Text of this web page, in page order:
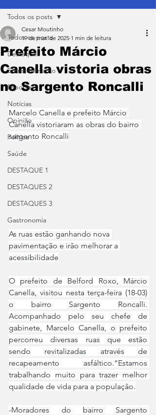
Todos os posts
Destaques
Entretenimento
Esporte
Notícias
Opinião
Política
Saúde
DESTAQUE 1
DESTAQUES 2
DESTAQUES 3
Gastronomia
Todos os posts
Prefeito Márcio
Canella vistoria obras
no Sargento Roncalli
Cesar Moutinho
19 de mar. de 2025 1 min de leitura
Marcelo Canella e prefeito Márcio
Canella vistoriaram as obras do bairro
sargento Roncalli
As ruas estão ganhando nova
pavimentação e irão melhorar a
acessibilidade
O prefeito de Belford Roxo, Márcio
Canella, visitou nesta terça-feira (18-03)
o bairro Sargento Roncalli.
Acompanhado pelo seu chefe de
gabinete, Marcelo Canella, o prefeito
percorreu diversas ruas que estão
sendo revitalizadas através de
recapeamento asfáltico.“Estamos
trabalhando muito para trazer melhor
qualidade de vida para a população.
-Moradores do bairro Sargento